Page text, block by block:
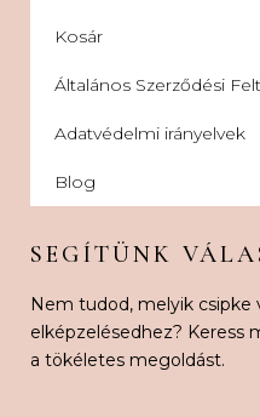
Kosár
Általános Szerződési
Adatvédelmi irányelvek
Blog
SEGÍTÜNK
Nem tudod, melyik csipke
elképzelésedhez? Keress
a tökéletes megoldást.